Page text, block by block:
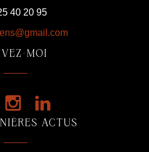
40 20 95
MOI
ACTUS